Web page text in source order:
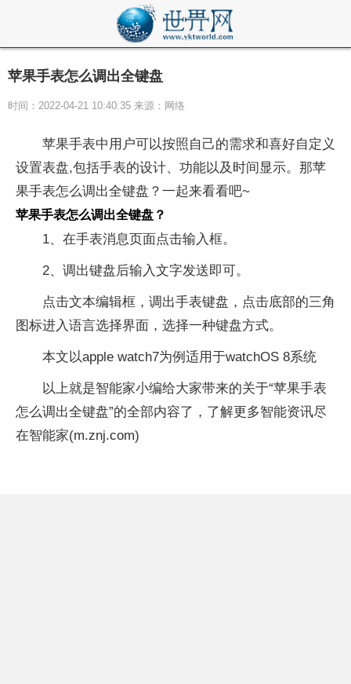
苹果手表怎么调出全键盘
时间：2022-04-21 10:40:35 来源：网络
苹果手表中用户可以按照自己的需求和喜好自定义
设置表盘,包括手表的设计、功能以及时间显示。那苹
果手表怎么调出全键盘？一起来看看吧~
苹果手表怎么调出全键盘？
1、在手表消息页面点击输入框。
2、调出键盘后输入文字发送即可。
点击文本编辑框，调出手表键盘，点击底部的三角
图标进入语言选择界面，选择一种键盘方式。
本文以apple watch7为例适用于watchOS 8系统
以上就是智能家小编给大家带来的关于“苹果手表
怎么调出全键盘”的全部内容了，了解更多智能资讯尽
在智能家(m.znj.com)